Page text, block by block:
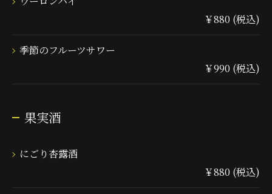
￥880 (税込)
季節のフルーツサワー
￥990 (税込)
果実酒
にごり杏露酒
￥880 (税込)